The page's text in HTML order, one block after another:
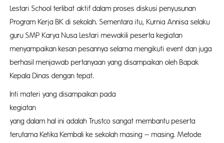
Lestari School terlibat aktif dalam proses diskusi penyusunan
Program Kerja BK di sekolah. Sementara itu, Kurnia Annisa selaku
guru SMP Karya Nusa Lestari mewakili peserta kegiatan
menyampaikan kesan pesannya selama mengikuti event dan juga
berhasil menjawab pertanyaan yang disampaikan oleh Bapak
Kepala Dinas dengan tepat.
Inti materi yang disampaikan pada
yang dalam hal ini adalah Trustco sangat membantu peserta
terutama Ketika Kembali ke sekolah masing – masing. Metode